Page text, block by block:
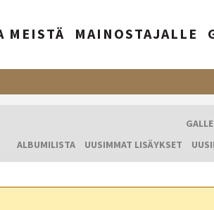
MEISTÄ MAINOSTAJALLE
ALBUMILISTA
UUSIMMAT LISÄYKSET